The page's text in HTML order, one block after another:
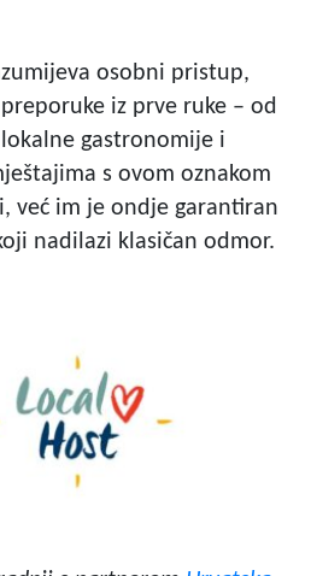
osobni pristup,
iz prve ruke – od
gastronomije i
s ovom oznakom
već im je ondje garantiran
nadilazi klasičan odmor.